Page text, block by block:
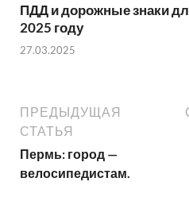
ПДД и дорожные знаки
2025 году
27.03.2025
ПРЕДЫДУЩАЯ
СТАТЬЯ
Пермь: город —
велосипедистам.